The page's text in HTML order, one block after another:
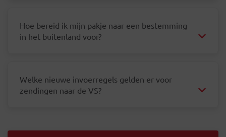
Hoe bereid ik mijn pakje naar een bestemming
in het buitenland voor?
Welke nieuwe invoerregels gelden er voor
zendingen naar de VS?